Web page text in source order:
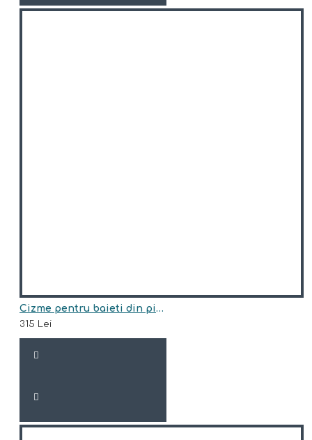
Cizme pentru baieti din piele naturala model HUNG
315 Lei